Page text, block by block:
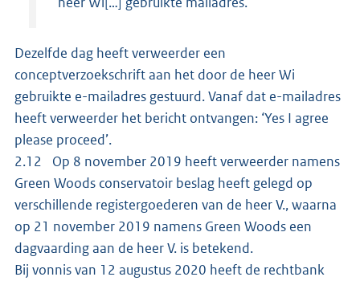
Dezelfde dag heeft verweerder een
conceptverzoekschrift aan het door de heer Wi
gebruikte e-mailadres gestuurd. Vanaf dat e-mailadres
heeft verweerder het bericht ontvangen: ‘Yes I agree
please proceed’.
2.12 Op 8 november 2019 heeft verweerder namens
Green Woods conservatoir beslag heeft gelegd op
verschillende registergoederen van de heer V., waarna
op 21 november 2019 namens Green Woods een
dagvaarding aan de heer V. is betekend.
Bij vonnis van 12 augustus 2020 heeft de rechtbank